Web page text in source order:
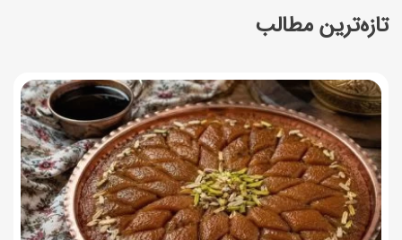
تازه‌ترین مطالبزمان شارژ کالابرگ تغییر کرد؛ جزئیات برنامه جدید واریز اعتبار
توصیه‌های مهم برای دفع انواع حشرات در خانه
14 مرداد 1405
طرز تهیه آلبالو شور خانگی؛ خوش‌رنگ و بدون کپک
14 مرداد 1405